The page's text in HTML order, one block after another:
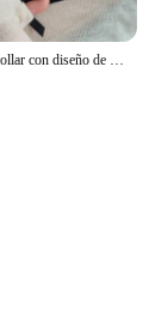
VENTFILLE-collar con diseño de lazo de Ley 925 para mujer, Gargantilla versátil romántica, regalo de joyería, envío directo